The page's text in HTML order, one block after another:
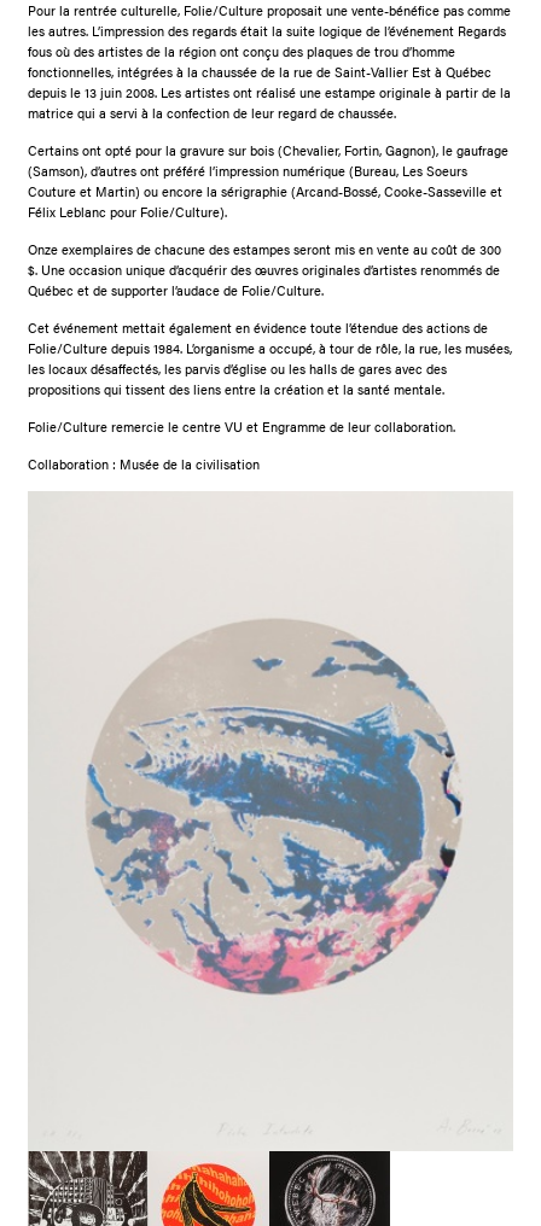
Pour la rentrée culturelle, Folie/Culture proposait une vente-bénéfice pas comme
les autres. L’impression des regards était la suite logique de l’événement Regards
fous où des artistes de la région ont conçu des plaques de trou d’homme
fonctionnelles, intégrées à la chaussée de la rue de Saint-Vallier Est à Québec
depuis le 13 juin 2008. Les artistes ont réalisé une estampe originale à partir de la
matrice qui a servi à la confection de leur regard de chaussée.
Certains ont opté pour la gravure sur bois (Chevalier, Fortin, Gagnon), le gaufrage
(Samson), d’autres ont préféré l’impression numérique (Bureau, Les Soeurs
Couture et Martin) ou encore la sérigraphie (Arcand-Bossé, Cooke-Sasseville et
Félix Leblanc pour Folie/Culture).
Onze exemplaires de chacune des estampes seront mis en vente au coût de 300
$. Une occasion unique d’acquérir des œuvres originales d’artistes renommés de
Québec et de supporter l’audace de Folie/Culture.
Cet événement mettait également en évidence toute l’étendue des actions de
Folie/Culture depuis 1984. L’organisme a occupé, à tour de rôle, la rue, les musées,
les locaux désaffectés, les parvis d’église ou les halls de gares avec des
propositions qui tissent des liens entre la création et la santé mentale.
Folie/Culture remercie le centre VU et Engramme de leur collaboration.
Collaboration : Musée de la civilisation